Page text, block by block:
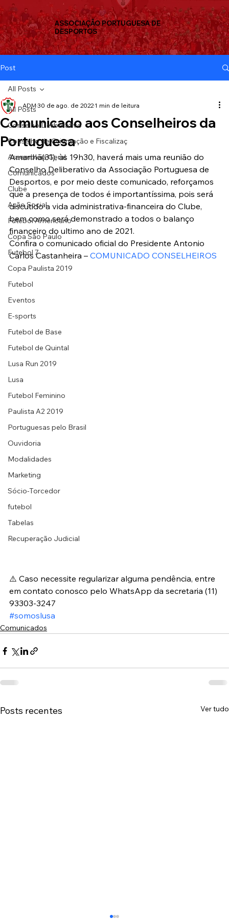
ASSOCIAÇÃO PORTUGUESA DE
DESPORTOS
Post
All Posts
Conselho Deliberativo
Conselho de Orientação e Fiscalizaç
Assembleia Geral
Comunicados
Clube
Ação Social
Futebol Americano
Copa São Paulo
Futebol 7
Copa Paulista 2019
Futebol
Eventos
E-sports
Futebol de Base
Futebol de Quintal
Lusa Run 2019
Lusa
Futebol Feminino
Paulista A2 2019
Portuguesas pelo Brasil
Ouvidoria
Modalidades
Marketing
Sócio-Torcedor
futebol
Tabelas
Recuperação Judicial
All Posts
Comunicado aos Conselheiros da
Portuguesa
ADM 30 de ago. de 2022 1 min de leitura
Amanhã(31), às 19h30, haverá mais uma reunião do
Conselho Deliberativo da Associação Portuguesa de
Desportos, e por meio deste comunicado, reforçamos
que a presença de todos é importantíssima, pois será
discutido a vida administrativa-financeira do Clube,
bem como será demonstrado a todos o balanço
financeiro do ultimo ano de 2021.
Confira o comunicado oficial do Presidente Antonio
Carlos Castanheira – COMUNICADO CONSELHEIROS
⚠️ Caso necessite regularizar alguma pendência, entre
em contato conosco pelo WhatsApp da secretaria (11)
93303-3247
#somoslusa
Comunicados
Posts recentes Ver tudo